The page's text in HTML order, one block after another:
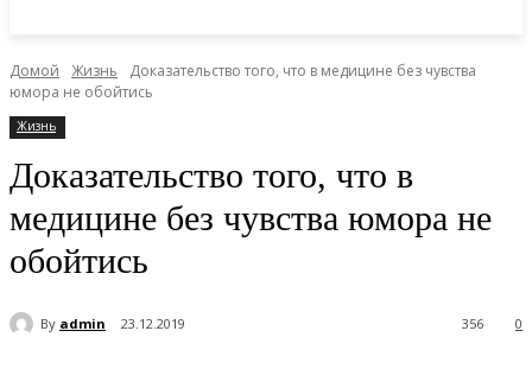
Домой Жизнь
Доказательство того, что в медицине без чувства
юмора не обойтись
Жизнь
Доказательство того, что в
медицине без чувства юмора не
обойтись
By admin 23.12.2019 0
356